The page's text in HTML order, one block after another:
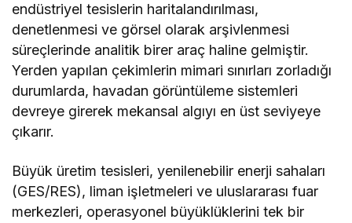
endüstriyel tesislerin haritalandırılması,
denetlenmesi ve görsel olarak arşivlenmesi
süreçlerinde analitik birer araç haline gelmiştir.
Yerden yapılan çekimlerin mimari sınırları zorladığı
durumlarda, havadan görüntüleme sistemleri
devreye girerek mekansal algıyı en üst seviyeye
çıkarır.
Büyük üretim tesisleri, yenilenebilir enerji sahaları
(GES/RES), liman işletmeleri ve uluslararası fuar
merkezleri, operasyonel büyüklüklerini tek bir